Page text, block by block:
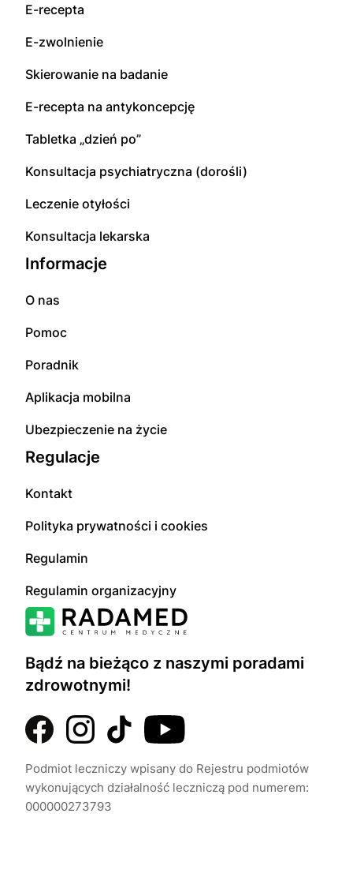
Bądź na bieżąco z naszymi poradami
zdrowotnymi!
Podmiot leczniczy wpisany do Rejestru podmiotów
wykonujących działalność leczniczą pod numerem:
000000273793
E-recepta
E-zwolnienie
Skierowanie na badanie
E-recepta na antykoncepcję
Tabletka „dzień po”
Konsultacja psychiatryczna (dorośli)
Leczenie otyłości
Konsultacja lekarska
Informacje
O nas
Pomoc
Poradnik
Aplikacja mobilna
Ubezpieczenie na życie
Regulacje
Kontakt
Polityka prywatności i cookies
Regulamin
Regulamin organizacyjny